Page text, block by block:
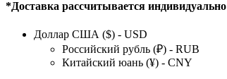
*Доставка рассчитывается индивидуально
Доллар США ($) - USD
Российский рубль (₽) - RUB
Китайский юань (¥) - CNY